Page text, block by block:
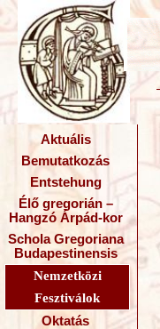
Aktuális
Bemutatkozás
Entstehung
Élő gregorián –
Hangzó Árpád-kor
Schola Gregoriana
Budapestinensis
Nemzetközi
Fesztiválok
Oktatás